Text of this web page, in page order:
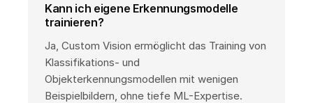
Kann ich eigene Erkennungsmodelle
trainieren?
Ja, Custom Vision ermöglicht das Training von
Klassifikations- und
Objekterkennungsmodellen mit wenigen
Beispielbildern, ohne tiefe ML-Expertise.